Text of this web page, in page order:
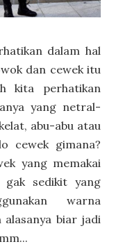
dalam hal
dan cewek itu
kita perhatikan
yang netral-
abu-abu atau
cewek gimana?
yang memakai
sedikit yang
warna
biar jadi